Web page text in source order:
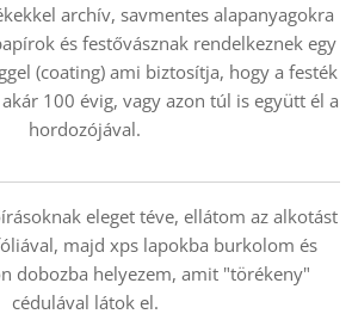
archív, savmentes alapanyagokra
és festővásznak rendelkeznek egy
(coating) ami biztosítja, hogy a festék
100 évig, vagy azon túl is együtt él a
hordozójával.
eleget téve, ellátom az alkotást
majd xps lapokba burkolom és
dobozba helyezem, amit "törékeny"
cédulával látok el.